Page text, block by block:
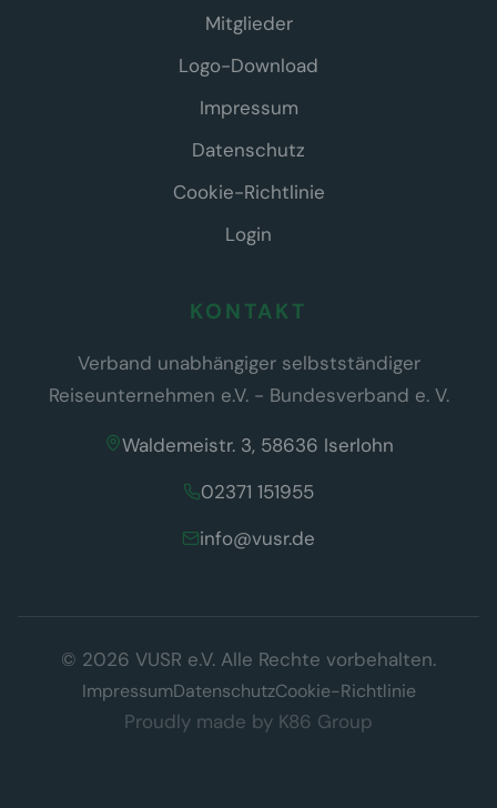
Mitglieder
Logo-Download
Impressum
Datenschutz
Cookie-Richtlinie
Login
KONTAKT
Verband unabhängiger selbstständiger
Reiseunternehmen e.V. - Bundesverband e. V.
Waldemeistr. 3, 58636 Iserlohn
02371 151955
info@vusr.de
© 2026 VUSR e.V. Alle Rechte vorbehalten.
ImpressumDatenschutzCookie-Richtlinie
Proudly made by K86 Group
Diese Website verwendet ausschließlich technisch notwendige
TDDDG). Es werden keine Tracking- oder Marketing-Cookies
eingesetzt.Datenschutzerklärung